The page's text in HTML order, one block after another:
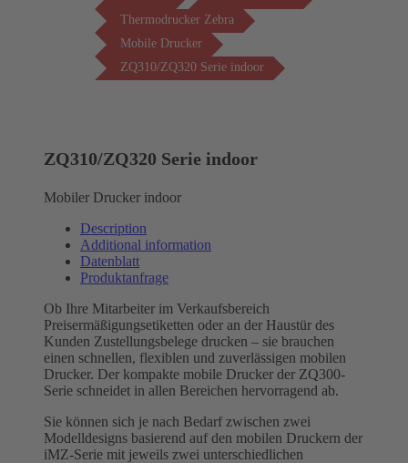
Thermodrucker Zebra
Mobile Drucker
ZQ310/ZQ320 Serie indoor
ZQ310/ZQ320 Serie indoor
Mobiler Drucker indoor
Description
Additional information
Datenblatt
Produktanfrage
Ob Ihre Mitarbeiter im Verkaufsbereich
Preisermäßigungsetiketten oder an der Haustür des
Kunden Zustellungsbelege drucken – sie brauchen
einen schnellen, flexiblen und zuverlässigen mobilen
Drucker. Der kompakte mobile Drucker der ZQ300-
Serie schneidet in allen Bereichen hervorragend ab.
Sie können sich je nach Bedarf zwischen zwei
Modelldesigns basierend auf den mobilen Druckern der
iMZ-Serie mit jeweils zwei unterschiedlichen